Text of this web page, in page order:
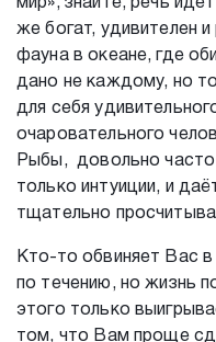
же богат, удивителен
фауна в океане, где
дано не каждому, но
для себя
очаровательного
Рыбы, довольно
только интуиции, и
тщательно
Кто-то обвиняет Вас
по течению, но жизнь
этого только
том, что Вам проще